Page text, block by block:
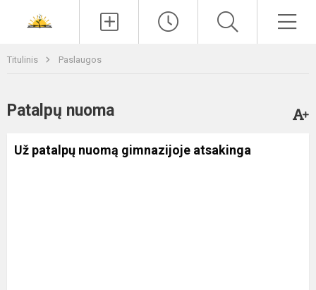
Titulinis Paslaugos
Patalpų nuoma
Už patalpų nuomą gimnazijoje atsakinga